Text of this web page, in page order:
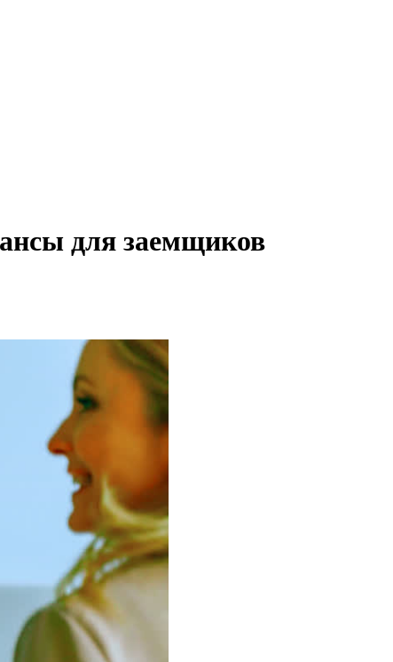
для заемщиков